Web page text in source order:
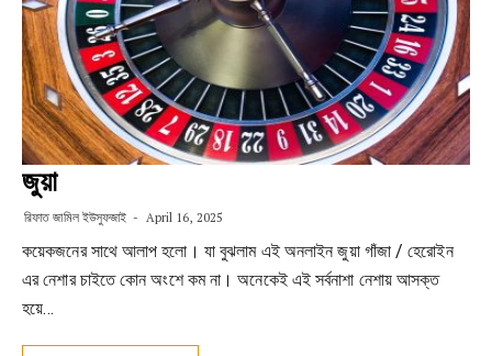
জুয়া
রিফাত জামিল ইউসুফজাই April 16, 2025
কয়েকজনের সাথে আলাপ হলো। যা বুঝলাম এই অনলাইন জুয়া গাঁজা / হেরোইন
এর নেশার চাইতে কোন অংশে কম না। অনেকেই এই সর্বনাশা নেশায় আসক্ত
হয়ে…